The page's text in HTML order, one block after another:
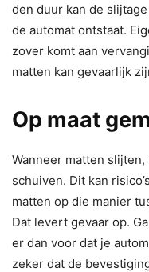
den duur kan de
de automat ontstaat.
zover komt aan
matten kan gevaarlijk
Op maat
Wanneer matten
schuiven. Dit kan
matten op die manier
Dat levert gevaar op.
er dan voor dat je
zeker dat de